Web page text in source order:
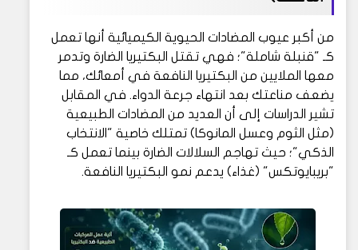
من أكبر عيوب المضادات الحيوية الكيميائية أنها تعمل
كـ "قنبلة شاملة"؛ فهي تقتل البكتيريا الضارة وتدمر
معها الملايين من البكتيريا النافعة في أمعائك، مما
يضعف مناعتك بعد انتهاء جرعة الدواء. في المقابل
تشير الدراسات إلى أن العديد من المضادات الطبيعية
(مثل الثوم وعسل المانوكا) تمتلك خاصية "الانتخاب
الذكي"؛ حيث تهاجم السلالات الضارة بينما تعمل كـ
"بريبايوتكس" (غذاء) يدعم نمو البكتيريا النافعة.